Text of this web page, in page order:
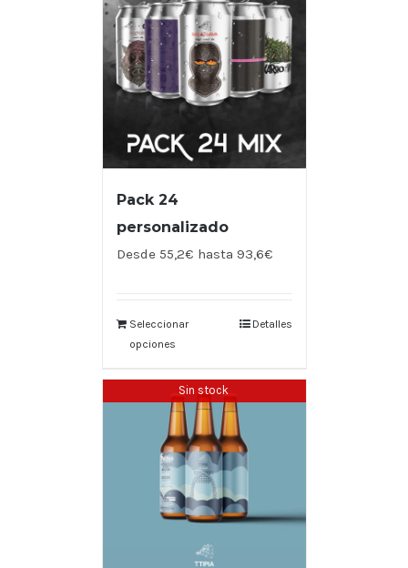
Pack 24
personalizado
Desde 55,2€ hasta 93,6€
Seleccionar
opciones
Detalles
Sin stock